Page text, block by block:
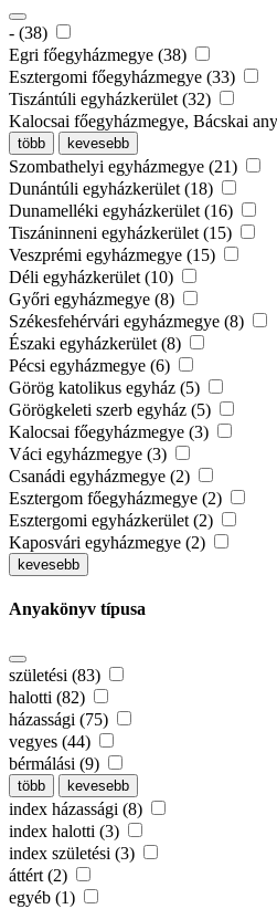
- (38)
Egri főegyházmegye (38)
Esztergomi főegyházmegye (33)
Tiszántúli egyházkerület (32)
Kalocsai főegyházmegye, Bácskai
több kevesebb
Szombathelyi egyházmegye (21)
Dunántúli egyházkerület (18)
Dunamelléki egyházkerület (16)
Tiszáninneni egyházkerület (15)
Veszprémi egyházmegye (15)
Déli egyházkerület (10)
Győri egyházmegye (8)
Székesfehérvári egyházmegye (8)
Északi egyházkerület (8)
Pécsi egyházmegye (6)
Görög katolikus egyház (5)
Görögkeleti szerb egyház (5)
Kalocsai főegyházmegye (3)
Váci egyházmegye (3)
Csanádi egyházmegye (2)
Esztergom főegyházmegye (2)
Esztergomi egyházkerület (2)
Kaposvári egyházmegye (2)
kevesebb
Anyakönyv típusa
születési (83)
halotti (82)
házassági (75)
vegyes (44)
bérmálási (9)
több kevesebb
index házassági (8)
index halotti (3)
index születési (3)
áttért (2)
egyéb (1)